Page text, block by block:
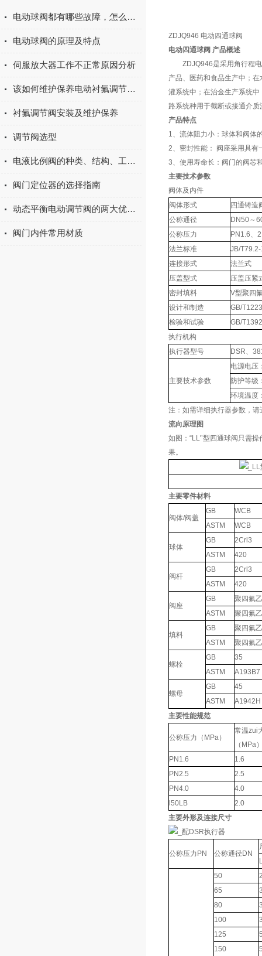
电动球阀都有哪些故障，怎么排除？
电动球阀的原理及特点
伺服放大器工作不正常原因分析
该如何维护保养电动衬氟调节阀呢？看看本篇吧
衬氟调节阀安装及维护保养
调节阀选型
电液比例阀的种类、结构、工作原理
阀门定位器的选择指南
动态平衡电动调节阀的两大优势特点
阀门内件常用材质
ZDJQ946 电动四通球阀
电动四通球阀 产品概述
ZDJQ946是采用角行程
产品、医药和食品生产中；
灌系统中；在治金生产系统中
路系统种用于截断或接通介
产品特点
1、流体阻力小：球体和阀体
2、密封性能： 阀座采用具有
3、使用寿命长：阀门的阀芯
主要技术参数
阀体及内件
阀体形式
四通铸造
公称通径
DN50～
公称压力
PN1.6、
法兰标准
JB/
连接形式
法兰式
压盖型式
压盖压紧
密封填料
V型聚四
设计和制造
GB/
检验和试验
GB/
执行机构
执行器型号
DSR、
主要技术参数
电源电压
防护等级
环境温度
注：如需详细执行器参数，
流向原理图
如图：“LL'’型四通球阀只需
果。
主要零件材料
阀体/阀盖
GB
WCB
ASTM
WCB
球体
GB
2Crl3
ASTM
420
阀杆
GB
2Crl3
ASTM
420
阀座
GB
聚四氟
ASTM
聚四氟
填料
GB
聚四氟
ASTM
聚四氟
螺栓
GB
35
ASTM
A193B7
螺母
GB
45
ASTM
A1942H
主要性能规范
公称压力（MPa）
常温zui
（MPa
PN1.6
1.6
PN2.5
2.5
PN4.0
4.0
l50LB
2.0
主要外形及连接尺寸
公称压力PN 公称通径DN
50
65
80
100
125
150